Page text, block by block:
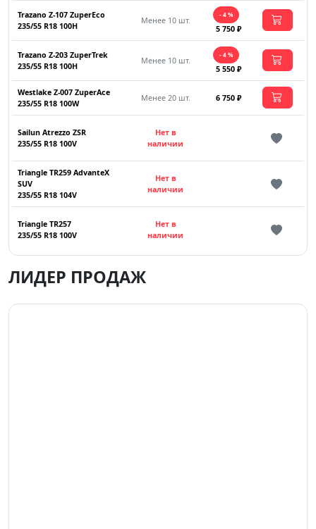
Trazano Z-107 ZuperEco
235/55 R18 100H
Менее 10 шт.
- 4 %
5 750 ₽
Trazano Z-203 ZuperTrek
235/55 R18 100H
Менее 10 шт.
- 4 %
5 550 ₽
Westlake Z-007 ZuperAce
235/55 R18 100W
Менее 20 шт. 6 750 ₽
Sailun Atrezzo ZSR
235/55 R18 100V
Нет в
наличии
Triangle TR259 AdvanteX
SUV
235/55 R18 104V
Нет в
наличии
Triangle TR257
235/55 R18 100V
Нет в
наличии
ЛИДЕР ПРОДАЖ